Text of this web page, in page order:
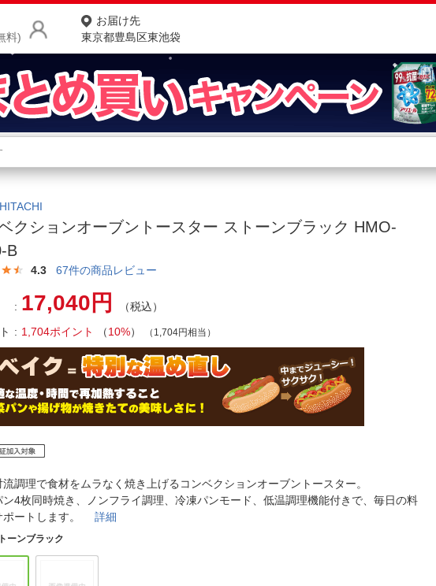
料)
お届け先
東京都豊島区東池袋
商品をさがす
ランキングからさがす
お客様サポート
ご利用ガイド
よくある質問・お問合せ
ご利用規約
店舗サービス
ネット取り置き
店舗情報・店舗一覧
IR情報
クションオーブントースター ストーンブラック HMO-
B
4.3 67件の商品レビュー
17,040円
（税込）
1,704ポイント （10%） （1,704円相当）
流調理で食材をムラなく焼き上げるコンベクションオーブントースター。
ン4枚同時焼き、ノンフライ調理、冷凍パンモード、低温調理機能付きで、毎日の料
ポートします。詳細
ーンブラック